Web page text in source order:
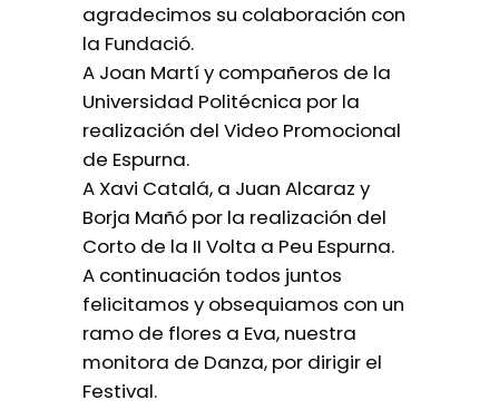
agradecimos su colaboración con
la Fundació.
A Joan Martí y compañeros de la
Universidad Politécnica por la
realización del Video Promocional
de Espurna.
A Xavi Catalá, a Juan Alcaraz y
Borja Mañó por la realización del
Corto de la II Volta a Peu Espurna.
A continuación todos juntos
felicitamos y obsequiamos con un
ramo de flores a Eva, nuestra
monitora de Danza, por dirigir el
Festival.